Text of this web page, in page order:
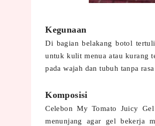
Kegunaan
Di bagian belakang botol
untuk kulit menua atau kurang
pada wajah dan tubuh tanpa
Komposisi
Celebon My Tomato Juicy
menunjang agar gel bekerja